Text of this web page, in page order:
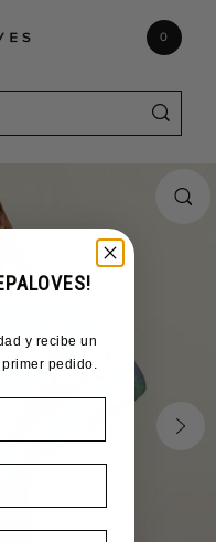
0
y recibe un
pedido.